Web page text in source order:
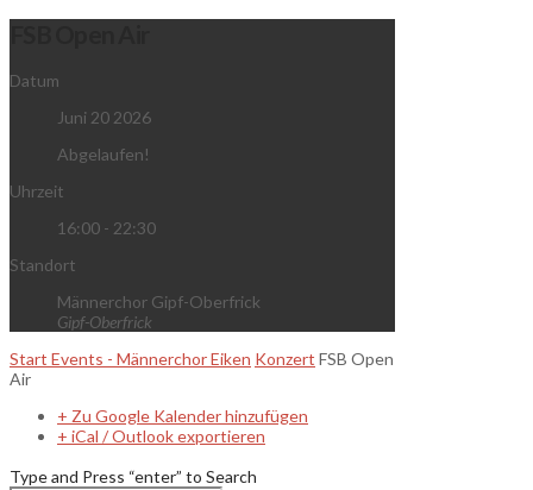
Datum
Juni 20 2026
Abgelaufen!
Uhrzeit
16:00 - 22:30
Standort
Männerchor Gipf-Oberfrick
Gipf-Oberfrick
Start Events - Männerchor Eiken Konzert FSB Open
Air
+ Zu Google Kalender hinzufügen
+ iCal / Outlook exportieren
Type and Press “enter” to Search